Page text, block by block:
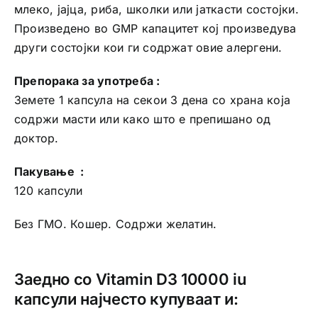
млеко, јајца, риба, школки или јаткасти состојки.
Произведено во GMP капацитет кој произведува
други состојки кои ги содржат овие алергени.
Препорака за употреба :
Земете 1 капсула на секои 3 дена со храна која
содржи масти или како што е препишано од
доктор.
Пакување :
120 капсули
Без ГМО. Кошер. Содржи желатин.
Заедно со Vitamin D3 10000 iu
капсули најчесто купуваат и: